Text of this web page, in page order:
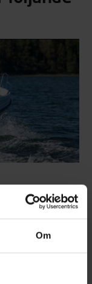
Om
sig både för
köregenskaper,